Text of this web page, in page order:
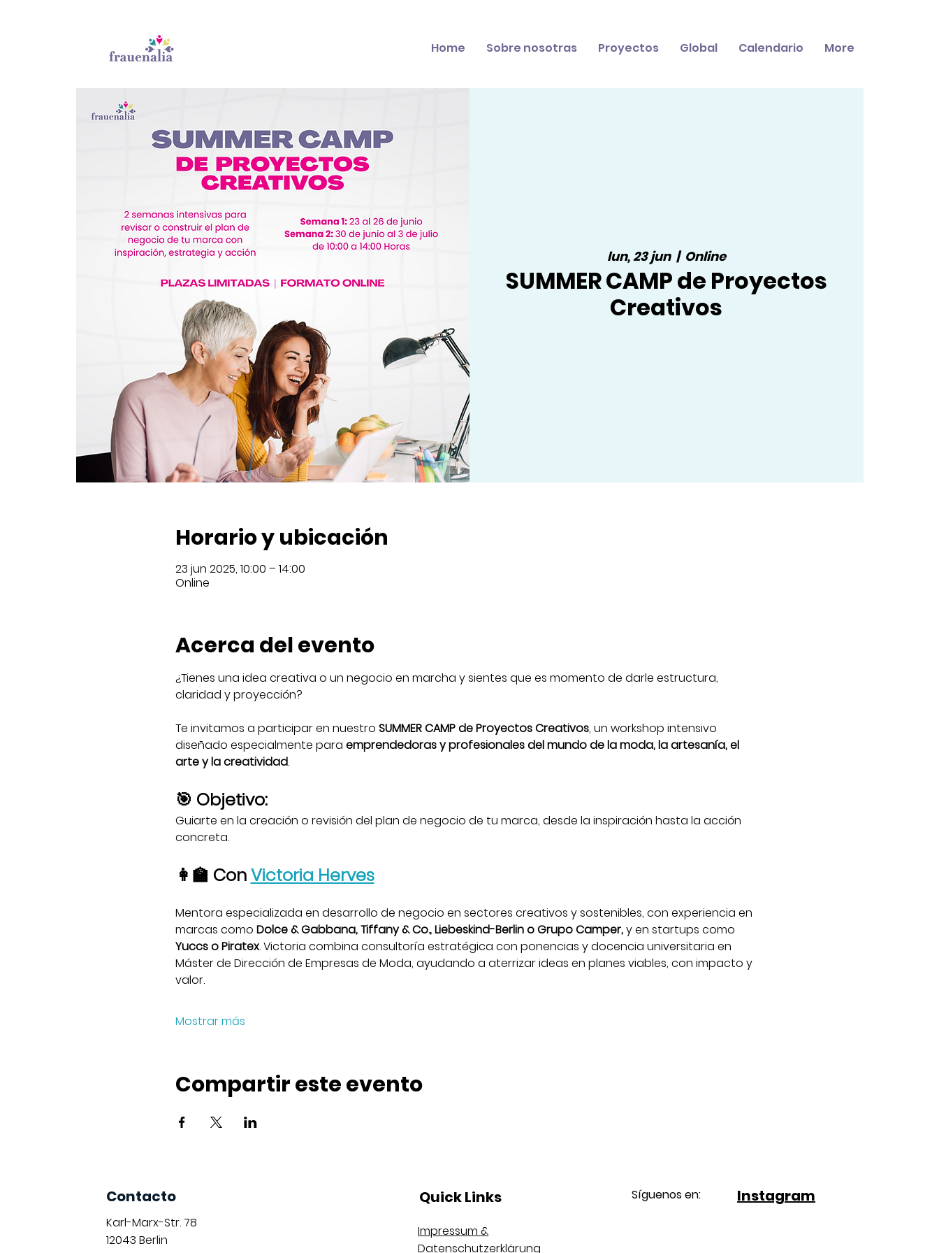
Home Sobre nosotras Proyectos Global Calendario More
lun, 23 jun
  |
Online
SUMMER CAMP de Proyectos
Creativos
Horario y ubicación
23 jun 2025, 10:00 – 14:00
Online
Acerca del evento
¿Tienes una idea creativa o un negocio en marcha y sientes que es momento de darle estructura,
claridad y proyección?
Te invitamos a participar en nuestro SUMMER CAMP de Proyectos Creativos, un workshop intensivo
diseñado especialmente para emprendedoras y profesionales del mundo de la moda, la artesanía, el
arte y la creatividad.
🎯 Objetivo:
Guiarte en la creación o revisión del plan de negocio de tu marca, desde la inspiración hasta la acción
concreta.
👩‍🏫 Con Victoria Herves
Mentora especializada en desarrollo de negocio en sectores creativos y sostenibles, con experiencia en
marcas como Dolce & Gabbana, Tiffany & Co., Liebeskind-Berlin o Grupo Camper, y en startups como
Yuccs o Piratex. Victoria combina consultoría estratégica con ponencias y docencia universitaria en
Máster de Dirección de Empresas de Moda, ayudando a aterrizar ideas en planes viables, con impacto y
valor.
Mostrar más
Compartir este evento
Contacto
Karl-Marx-Str. 78
12043 Berlin
Quick Links
Impressum &
Datenschutzerklärung
Síguenos en: Instagram